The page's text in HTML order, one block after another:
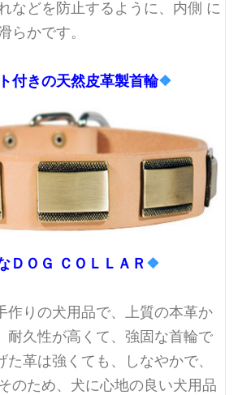
などを防止するように、内側 に
らかです。
付きの天然皮革製首輪❖
ＤＯＧ ＣＯＬＬＡＲ❖
作りの犬用品で、上質の本革か
耐久性が高くて、強固な首輪で
革は強くても、しなやかで、
のため、犬に心地の良い犬用品